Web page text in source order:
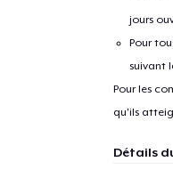
jours
Pour
suivant
Pour les
qu'ils
Détails